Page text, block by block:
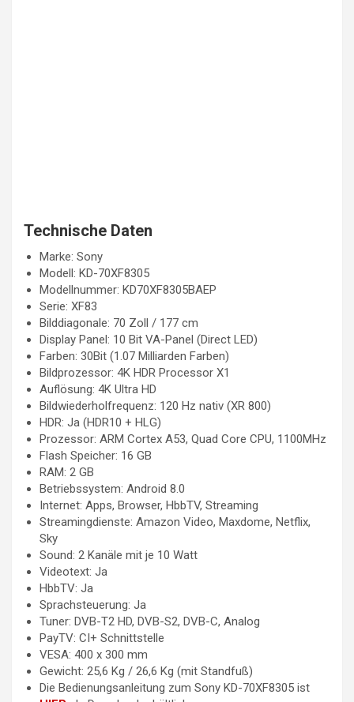
Technische Daten
Marke: Sony
Modell: KD-70XF8305
Modellnummer: KD70XF8305BAEP
Serie: XF83
Bilddiagonale: 70 Zoll / 177 cm
Display Panel: 10 Bit VA-Panel (Direct LED)
Farben: 30Bit (1.07 Milliarden Farben)
Bildprozessor: 4K HDR Processor X1
Auflösung: 4K Ultra HD
Bildwiederholfrequenz: 120 Hz nativ (XR 800)
HDR: Ja (HDR10 + HLG)
Prozessor: ARM Cortex A53, Quad Core CPU, 1100MHz
Flash Speicher: 16 GB
RAM: 2 GB
Betriebssystem: Android 8.0
Internet: Apps, Browser, HbbTV, Streaming
Streamingdienste: Amazon Video, Maxdome, Netflix,
Sky
Sound: 2 Kanäle mit je 10 Watt
Videotext: Ja
HbbTV: Ja
Sprachsteuerung: Ja
Tuner: DVB-T2 HD, DVB-S2, DVB-C, Analog
PayTV: CI+ Schnittstelle
VESA: 400 x 300 mm
Gewicht: 25,6 Kg / 26,6 Kg (mit Standfuß)
Die Bedienungsanleitung zum Sony KD-70XF8305 ist